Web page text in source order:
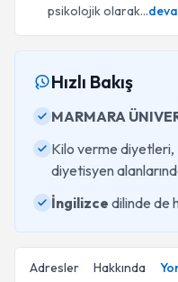
psikolojik olarak...
Hızlı Bakış
MARMARA
Kilo verme
diyetisyen
İngilizce dilinde de
Adresler Hakkında